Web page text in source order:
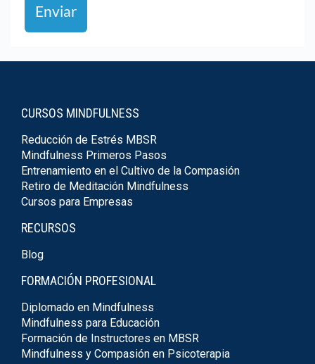
Enviar
CURSOS MINDFULNESS
Reducción de Estrés MBSR
Mindfulness Primeros Pasos
Entrenamiento en el Cultivo de la Compasión
Retiro de Meditación Mindfulness
Cursos para Empresas
RECURSOS
Blog
FORMACIÓN PROFESIONAL
Diplomado en Mindfulness
Mindfulness para Educación
Formación de Instructores en MBSR
Mindfulness y Compasión en Psicoterapia